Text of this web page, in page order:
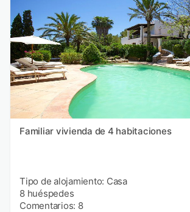
Familiar vivienda de 4 habitaciones
Tipo de alojamiento: Casa
8 huéspedes
Comentarios: 8